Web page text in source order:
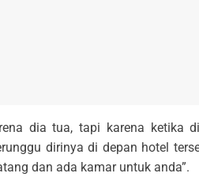
dia tua, tapi karena ketika
dirinya di depan hotel
dan ada kamar untuk anda”.